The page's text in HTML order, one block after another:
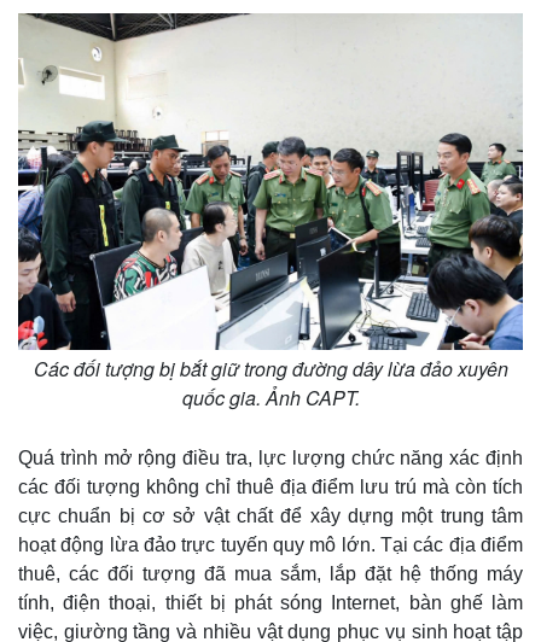
Bất động sản
Khởi nghiệp
Giá vàng
Các đối tượng bị bắt giữ trong đường dây lừa đảo xuyên
quốc gia. Ảnh CAPT.
Quá trình mở rộng điều tra, lực lượng chức năng xác định
các đối tượng không chỉ thuê địa điểm lưu trú mà còn tích
cực chuẩn bị cơ sở vật chất để xây dựng một trung tâm
hoạt động lừa đảo trực tuyến quy mô lớn. Tại các địa điểm
thuê, các đối tượng đã mua sắm, lắp đặt hệ thống máy
tính, điện thoại, thiết bị phát sóng Internet, bàn ghế làm
việc, giường tầng và nhiều vật dụng phục vụ sinh hoạt tập